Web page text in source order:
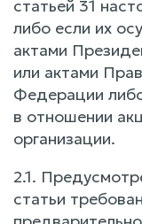
статьей 31
либо если их
актами
или актами
Федерации
в отношении
организации.
2.1.
статьи